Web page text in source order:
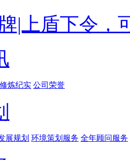
修炼纪实 公司荣誉
展规划 环境策划服务 全年顾问服务